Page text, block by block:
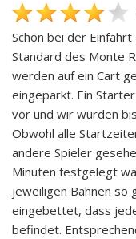
Schon bei der
Standard des Monte
werden auf ein Cart
eingeparkt. Ein
vor und wir wurden
Obwohl alle
andere Spieler
Minuten festgelegt
jeweiligen Bahnen so
eingebettet, dass
befindet.